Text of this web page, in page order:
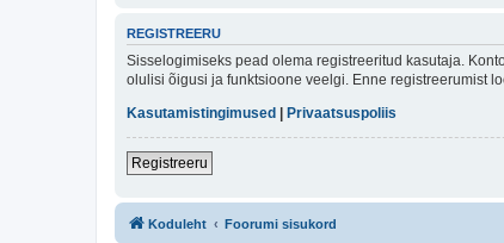
REGISTREERU
Sisselogimiseks pead olema registreeritud kasutaja.
olulisi õigusi ja funktsioone veelgi. Enne registreerumist
Kasutamistingimused
Privaatsuspoliis
Registreeru
Koduleht Foorumi sisukord